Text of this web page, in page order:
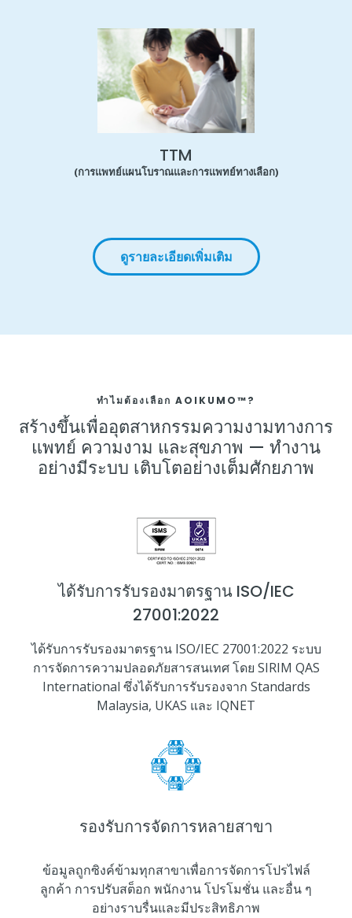
TTM
(การแพทย์แผนโบราณและการแพทย์ทางเลือก)
ดูรายละเอียดเพิ่มเติม
ทำไมต้องเลือก AOIKUMO™?
สร้างขึ้นเพื่ออุตสาหกรรมความงามทางการ
แพทย์ ความงาม และสุขภาพ — ทำงาน
อย่างมีระบบ เติบโตอย่างเต็มศักยภาพ
ได้รับการรับรองมาตรฐาน ISO/IEC
27001:2022
ได้รับการรับรองมาตรฐาน ISO/IEC 27001:2022 ระบบ
การจัดการความปลอดภัยสารสนเทศ โดย SIRIM QAS
International ซึ่งได้รับการรับรองจาก Standards
Malaysia, UKAS และ IQNET
รองรับการจัดการหลายสาขา
ข้อมูลถูกซิงค์ข้ามทุกสาขาเพื่อการจัดการโปรไฟล์
ลูกค้า การปรับสต็อก พนักงาน โปรโมชั่น และอื่น ๆ
อย่างราบรื่นและมีประสิทธิภาพ